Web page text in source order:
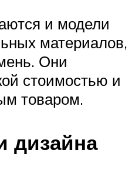
и модели
материалов,
Они
стоимостью и
товаром.
дизайна